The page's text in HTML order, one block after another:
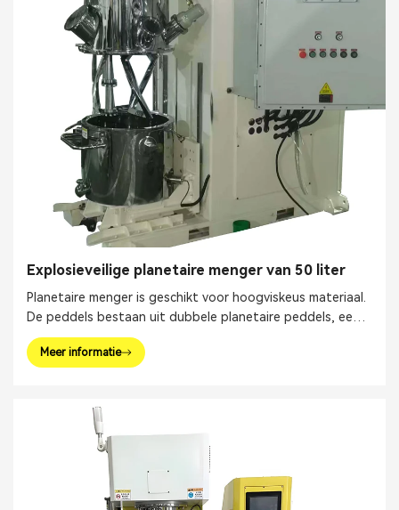
Explosieveilige planetaire menger van 50 liter
Planetaire menger is geschikt voor hoogviskeus materiaal.
De peddels bestaan ​​uit dubbele planetaire peddels, een
hogesnelheidsverspreider en een muurschraper.
Meer informatie